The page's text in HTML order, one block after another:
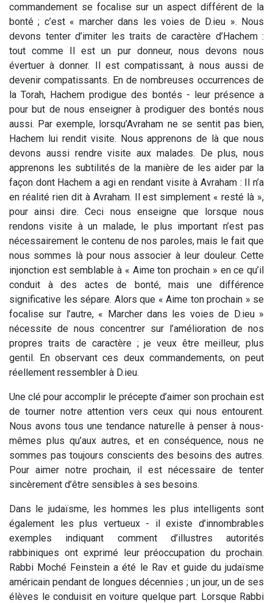
commandement se focalise sur un aspect différent de la
bonté ; c’est « marcher dans les voies de D.ieu ». Nous
devons tenter d’imiter les traits de caractère d’Hachem :
tout comme Il est un pur donneur, nous devons nous
évertuer à donner. Il est compatissant, à nous aussi de
devenir compatissants. En de nombreuses occurrences de
la Torah, Hachem prodigue des bontés - leur présence a
pour but de nous enseigner à prodiguer des bontés nous
aussi. Par exemple, lorsqu’Avraham ne se sentit pas bien,
Hachem lui rendit visite. Nous apprenons de là que nous
devons aussi rendre visite aux malades. De plus, nous
apprenons les subtilités de la manière de les aider par la
façon dont Hachem a agi en rendant visite à Avraham : Il n’a
en réalité rien dit à Avraham. Il est simplement « resté là »,
pour ainsi dire. Ceci nous enseigne que lorsque nous
rendons visite à un malade, le plus important n’est pas
nécessairement le contenu de nos paroles, mais le fait que
nous sommes là pour nous associer à leur douleur. Cette
injonction est semblable à « Aime ton prochain » en ce qu’il
conduit à des actes de bonté, mais une différence
significative les sépare. Alors que « Aime ton prochain » se
focalise sur l’autre, « Marcher dans les voies de D.ieu »
nécessite de nous concentrer sur l’amélioration de nos
propres traits de caractère ; je veux être meilleur, plus
gentil. En observant ces deux commandements, on peut
réellement ressembler à D.ieu.
Une clé pour accomplir le précepte d’aimer son prochain est
de tourner notre attention vers ceux qui nous entourent.
Nous avons tous une tendance naturelle à penser à nous-
mêmes plus qu’aux autres, et en conséquence, nous ne
sommes pas toujours conscients des besoins des autres.
Pour aimer notre prochain, il est nécessaire de tenter
sincèrement d’être sensibles à ses besoins.
Dans le judaïsme, les hommes les plus intelligents sont
également les plus vertueux - il existe d’innombrables
exemples indiquant comment d’illustres autorités
rabbiniques ont exprimé leur préoccupation du prochain.
Rabbi Moché Feinstein a été le Rav et guide du judaïsme
américain pendant de longues décennies ; un jour, un de ses
élèves le conduisit en voiture quelque part. Lorsque Rabbi